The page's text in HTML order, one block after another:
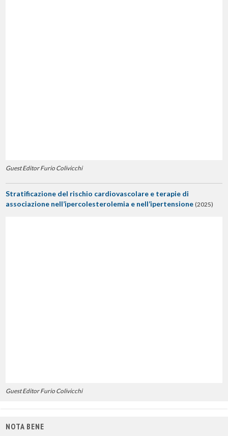
Guest Editor Furio Colivicchi
Stratificazione del rischio cardiovascolare e terapie di
associazione nell’ipercolesterolemia e nell’ipertensione (2025)
Guest Editor Furio Colivicchi
NOTA BENE